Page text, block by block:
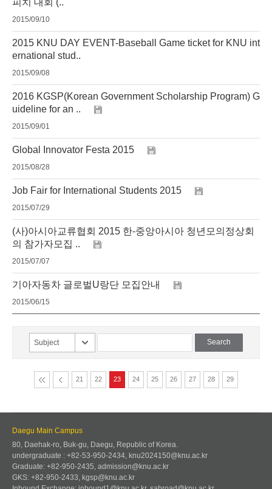
피치 대회 (..
2015/09/10
2015 KNU DAY EVENT-Baseball Game ticket for KNU int
ernational stud..
2015/09/08
2016 KGSP(Korean Government Scholarship Program) G
uideline for an ..
2015/09/01
Global Innovator Festa 2015
2015/08/28
Job Fair for International Students 2015
2015/07/29
(사)아시아교류협회 2015 한-중앙아시아 청년모의정상회
의 참가자모집 ..
2015/07/07
기아자동차 글로벌U랑단 모집안내
2015/06/15
Subject
21 22 23 24 25 26 27 28 29
Daegu Main Campus
80, Daehak-ro, Buk-gu, Daegu, Republic of Korea.
undergraduate : +82-53-950-2434, knu2024150@knu.ac.kr
Graduate: +82-950-2435, admission@knu.ac.kr
GKS: +82-950-2433, kgsp@knu.ac.kr